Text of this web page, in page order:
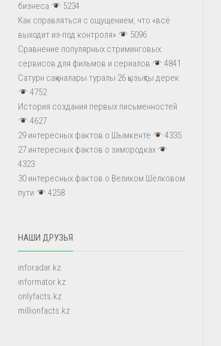
бизнеса
5234
Как справляться с ощущением, что «всё
выходит из-под контроля»
5096
Сравнение популярных стриминговых
сервисов для фильмов и сериалов
4841
Сатурн сақиналары туралы 26 қызықты дерек
4752
История создания первых письменностей
4627
29 интересных фактов о Шымкенте
4335
27 интересных фактов о зимородках
4323
30 интересных фактов о Великом Шёлковом
пути
4258
НАШИ ДРУЗЬЯ
inforadar.kz
informator.kz
onlyfacts.kz
millionfacts.kz